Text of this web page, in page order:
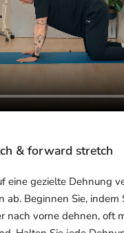
& forward stretch
eine gezielte Dehnung
ab. Beginnen Sie, indem
nach vorne dehnen, oft